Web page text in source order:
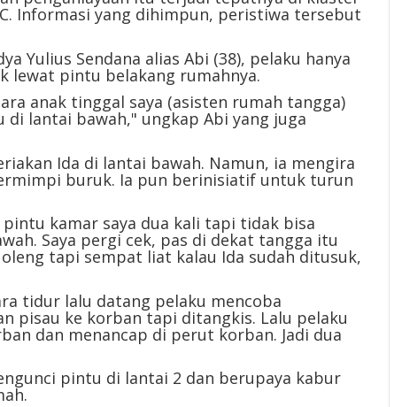
Informasi yang dihimpun, peristiwa tersebut
Yulius Sendana alias Abi (38), pelaku hanya
lewat pintu belakang rumahnya.
anak tinggal saya (asisten rumah tangga)
lantai bawah," ungkap Abi yang juga
Ida di lantai bawah. Namun, ia mengira
buruk. Ia pun berinisiatif untuk turun
kamar saya dua kali tapi tidak bisa
Saya pergi cek, pas di dekat tangga itu
tapi sempat liat kalau Ida sudah ditusuk,
tidur lalu datang pelaku mencoba
pisau ke korban tapi ditangkis. Lalu pelaku
dan menancap di perut korban. Jadi dua
pintu di lantai 2 dan berupaya kabur